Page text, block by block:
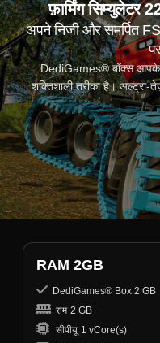
फ़ार्मिंग सिम्युलेटर
अपने निजी और समर्पित
DediGames® बॉक्स आपके
शक्तिशाली तरीका है। अल्ट्रा-
RAM 2GB
DediGames® Box 2 GB
राम 2 GB
सीपीयू 1 vCore(s)